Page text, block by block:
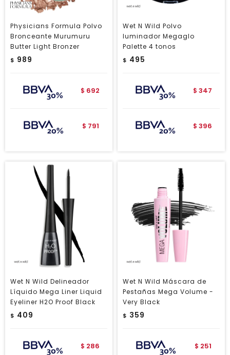
Physicians Formula Polvo
Bronceante Murumuru
Butter Light Bronzer
$ 989
$ 692
$ 791
Wet N Wild Polvo
Iuminador Megaglo
Palette 4 tonos
$ 495
$ 347
$ 396
Wet N Wild Delineador
Líquido Mega Liner Liquid
Eyeliner H2O Proof Black
$ 409
$ 286
Wet N Wild Máscara de
Pestañas Mega Volume -
Very Black
$ 359
$ 251